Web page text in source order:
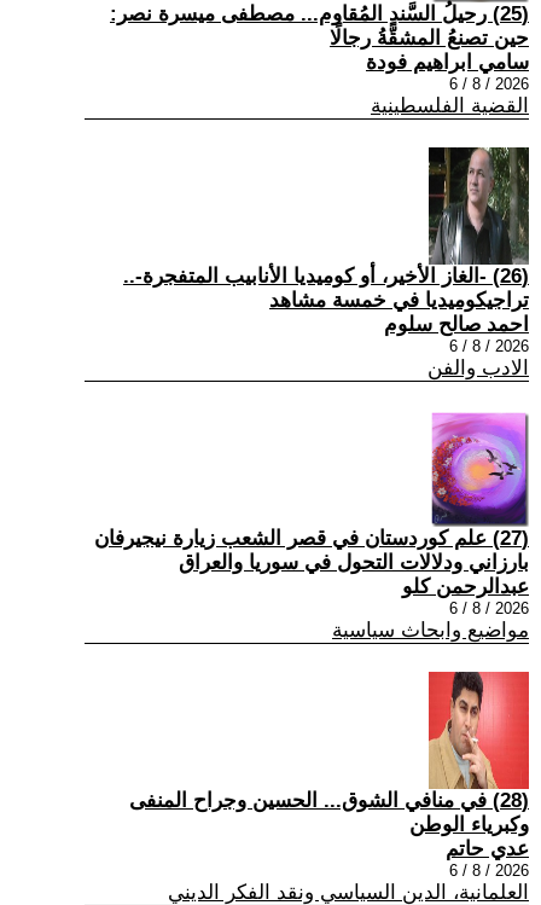
(25) رحيلُ السَّندِ المُقاوم... مصطفى ميسرة نصر:
حين تصنعُ المشقَّةُ رجالًا
سامي ابراهيم فودة
2026 / 8 / 6
القضية الفلسطينية
(26) -الغاز الأخير، أو كوميديا الأنابيب المتفجرة-..
تراجيكوميديا في خمسة مشاهد
احمد صالح سلوم
2026 / 8 / 6
الادب والفن
(27) علم كوردستان في قصر الشعب زيارة نيجيرفان
بارزاني ودلالات التحول في سوريا والعراق
عبدالرحمن كلو
2026 / 8 / 6
مواضيع وابحاث سياسية
(28) في منافي الشوق... الحسين وجراح المنفى
وكبرياء الوطن
عدي حاتم
2026 / 8 / 6
العلمانية، الدين السياسي ونقد الفكر الديني